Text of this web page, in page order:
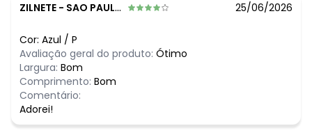
ZILNETE - SAO PAULO - SP 25/06/2026
Cor: Azul / P
Avaliação geral do produto: Ótimo
Largura: Bom
Comprimento: Bom
Comentário:
Adorei!